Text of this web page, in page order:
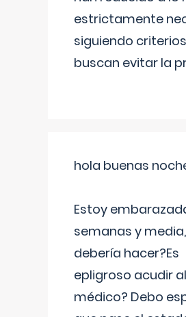
estrictamente
siguiendo
buscan evitar la
hola buenas
Estoy
semanas y
debería hacer?Es
epligroso acudir
médico? Debo